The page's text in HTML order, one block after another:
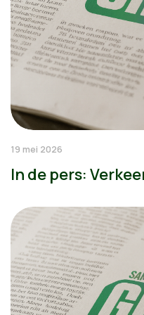
19 mei 2026
In de pers: